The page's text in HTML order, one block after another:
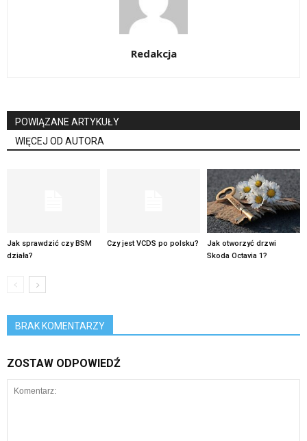
Redakcja
POWIĄZANE ARTYKUŁY
WIĘCEJ OD AUTORA
Jak sprawdzić czy BSM
działa?
Czy jest VCDS po polsku?
Jak otworzyć drzwi
Skoda Octavia 1?
BRAK KOMENTARZY
ZOSTAW ODPOWIEDŹ